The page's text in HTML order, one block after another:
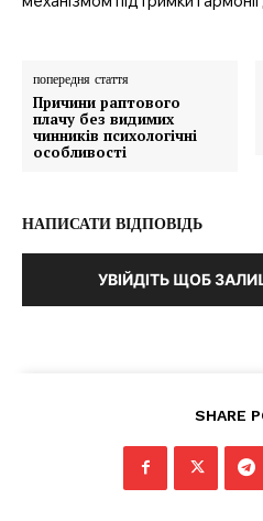
попередня стаття
Причини раптового
плачу без видимих
чинників психологічні
особливості
НАПИСАТИ ВІДПОВІДЬ
УВІЙДІТЬ ЩОБ
SHARE